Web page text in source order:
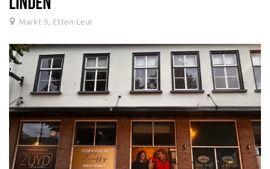
Markt 9, Etten-Leur